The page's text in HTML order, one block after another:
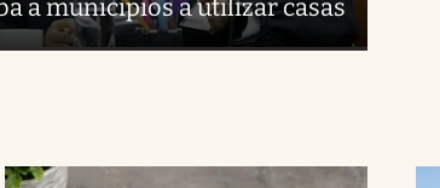
a municipios a utilizar casas